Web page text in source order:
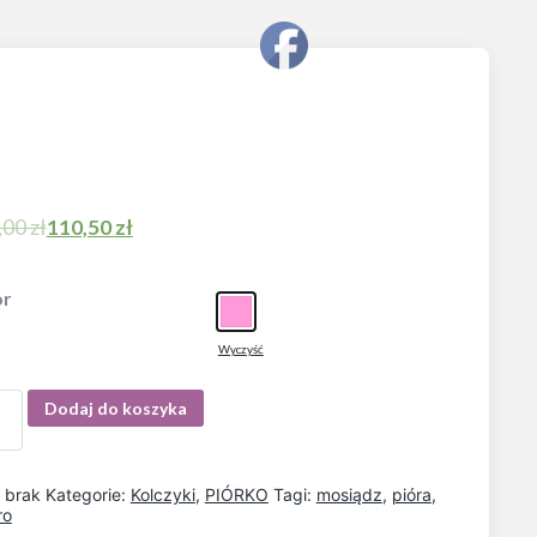
zł110,50zł
Wyczyść
Dodaj do koszyka
brak Kategorie: Kolczyki, PIÓRKO Tagi: mosiądz, pióra,